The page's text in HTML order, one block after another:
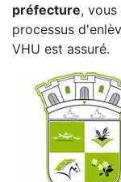
préfecture,
processus
VHU est assuré.